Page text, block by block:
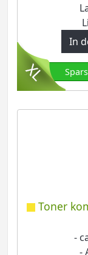
In
Toner
-
-